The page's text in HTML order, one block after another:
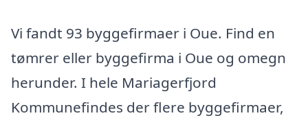
Vi fandt 93 byggefirmaer i Oue. Find en
tømrer eller byggefirma i Oue og omegn
herunder. I hele Mariagerfjord
Kommunefindes der flere byggefirmaer,